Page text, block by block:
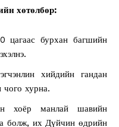
хөтөлбөр:
цагаас бурхан багшийн
хийдийн гандан
чого хурна.
хоёр манлай шавийн
болж, их Дүйчин өдрийн